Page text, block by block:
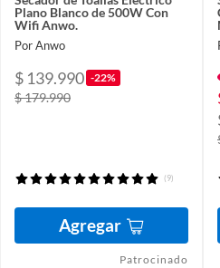
Plano Blanco de 500W Con
Wifi Anwo.
Por Anwo
$ 139.990 -22%
$ 179.990
(9)
Agregar
Patrocinado